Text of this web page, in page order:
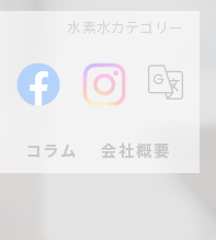
水素水カテゴリー
コラム 会社概要